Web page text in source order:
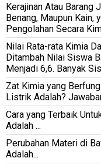
Kerajinan Atau Barang
Benang, Maupun Kain,
Pengolahan Secara
Nilai Rata-rata Kimia
Ditambah Nilai Siswa
Menjadi 6,6. Banyak
Zat Kimia yang
Listrik Adalah?
Cara yang Terbaik
Adalah ...
Perubahan Materi di
Adalah...